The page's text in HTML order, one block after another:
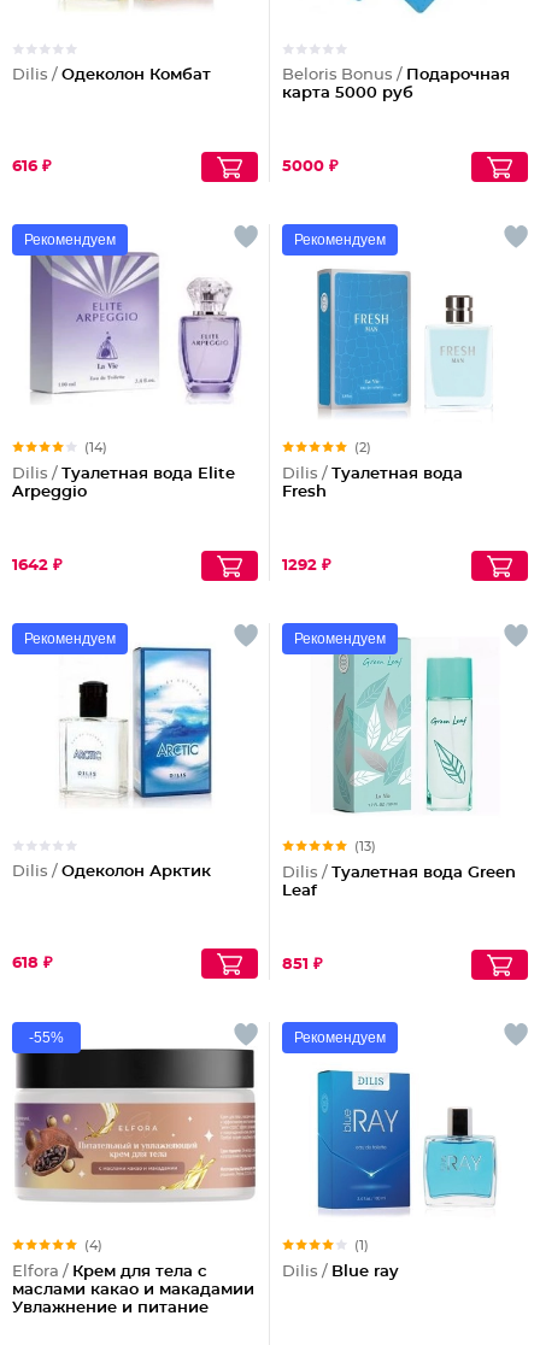
Dilis / Одеколон Комбат
616 ₽
Beloris Bonus / Подарочная
карта 5000 руб
5000 ₽
Рекомендуем
(14)
Dilis / Туалетная вода Elite
Arpeggio
1642 ₽
Рекомендуем
(2)
Dilis / Туалетная вода
Fresh
1292 ₽
Рекомендуем
Dilis / Одеколон Арктик
618 ₽
Рекомендуем
(13)
Dilis / Туалетная вода Green
Leaf
851 ₽
-55%
(4)
Elfora / Крем для тела с
маслами какао и макадамии
Увлажнение и питание
Рекомендуем
(1)
Dilis / Blue ray